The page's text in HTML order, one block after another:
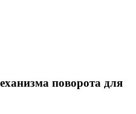
поворота для